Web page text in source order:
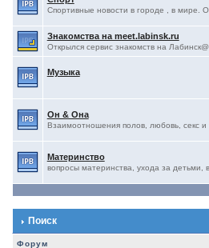
Спортивные новости в городе , в мире.
Знакомства на meet.labinsk.ru
Открылся сервис знакомств на
Музыка
Он & Она
Взаимоотношения полов, любовь, секс и
Материнство
вопросы материнства, ухода за детьми,
Поиск
Форум